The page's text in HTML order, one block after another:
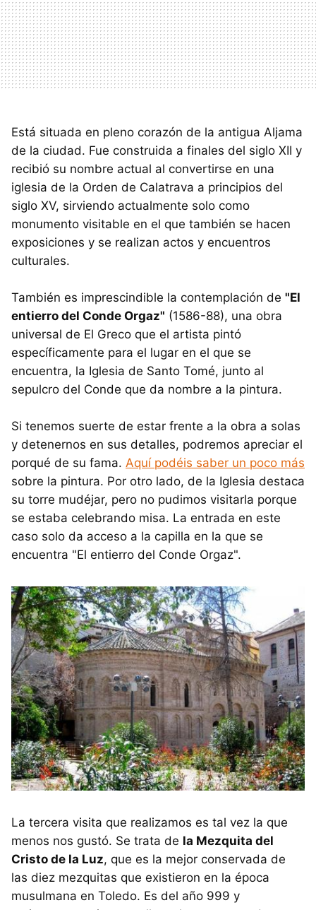
Está situada en pleno corazón de la antigua Aljama
de la ciudad. Fue construida a finales del siglo XII y
recibió su nombre actual al convertirse en una
iglesia de la Orden de Calatrava a principios del
siglo XV, sirviendo actualmente solo como
monumento visitable en el que también se hacen
exposiciones y se realizan actos y encuentros
culturales.
También es imprescindible la contemplación de "El
entierro del Conde Orgaz" (1586-88), una obra
universal de El Greco que el artista pintó
específicamente para el lugar en el que se
encuentra, la Iglesia de Santo Tomé, junto al
sepulcro del Conde que da nombre a la pintura.
Si tenemos suerte de estar frente a la obra a solas
y detenernos en sus detalles, podremos apreciar el
porqué de su fama. Aquí podéis saber un poco más
sobre la pintura. Por otro lado, de la Iglesia destaca
su torre mudéjar, pero no pudimos visitarla porque
se estaba celebrando misa. La entrada en este
caso solo da acceso a la capilla en la que se
encuentra "El entierro del Conde Orgaz".
La tercera visita que realizamos es tal vez la que
menos nos gustó. Se trata de la Mezquita del
Cristo de la Luz, que es la mejor conservada de
las diez mezquitas que existieron en la época
musulmana en Toledo. Es del año 999 y